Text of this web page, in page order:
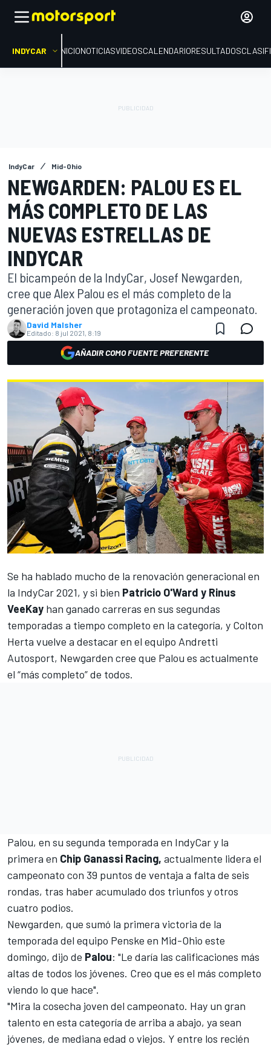
INDYCAR INICIONOTICIASVIDEOSCALENDARIORESULTADOS
IndyCar Mid-Ohio
NEWGARDEN: PALOU ES EL
MÁS COMPLETO DE LAS
NUEVAS ESTRELLAS DE
INDYCAR
El bicampeón de la IndyCar, Josef Newgarden,
cree que Alex Palou es el más completo de la
generación joven que protagoniza el campeonato.
David Malsher
Editado: 8 jul 2021, 8:19
AÑADIR COMO FUENTE PREFERENTE
Se ha hablado mucho de la renovación generacional en
la IndyCar 2021, y si bien Patricio O'Ward y Rinus
VeeKay han ganado carreras en sus segundas
temporadas a tiempo completo en la categoría, y Colton
Herta vuelve a destacar en el equipo Andretti
Autosport, Newgarden cree que Palou es actualmente
el “más completo” de todos.
Palou, en su segunda temporada en IndyCary la
primera en Chip Ganassi Racing, actualmente lidera el
campeonato con 39 puntos de ventaja a falta de seis
rondas, tras haber acumulado dos triunfos y otros
cuatro podios.
Newgarden, que sumó la primera victoria de la
temporada del equipo Penske en Mid-Ohio este
domingo, dijo de Palou: "Le daría las calificaciones más
altas de todos los jóvenes. Creo que es el más completo
viendo lo que hace".
"Mira la cosecha joven del campeonato. Hay un gran
talento en esta categoría de arriba a abajo, ya sean
jóvenes, de mediana edad o viejos. Y entre los recién